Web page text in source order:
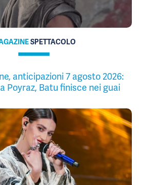
SPETTACOLO
anticipazioni 7 agosto 2026:
Poyraz, Batu finisce nei guai